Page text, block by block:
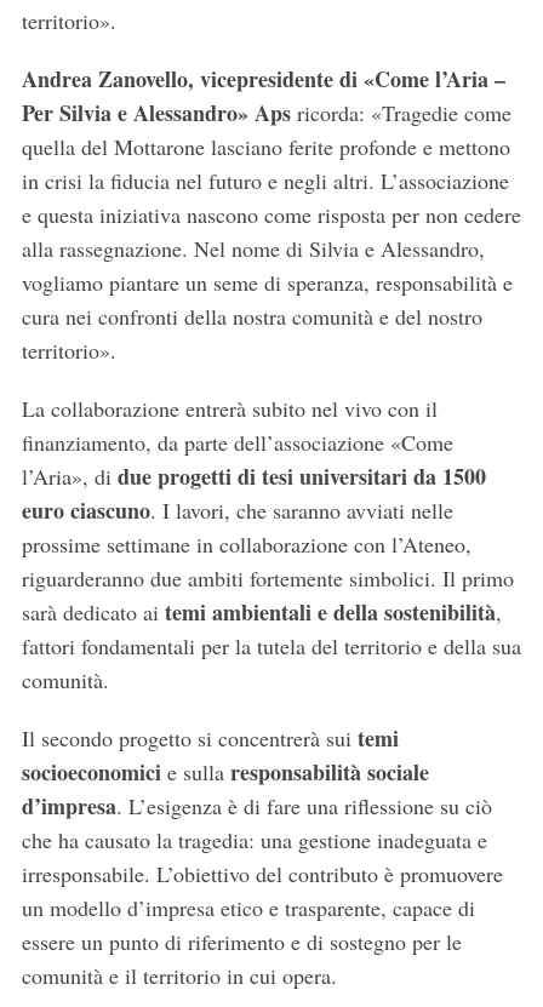
territorio».
Andrea Zanovello, vicepresidente di «Come l’Aria –
Per Silvia e Alessandro» Aps ricorda: «Tragedie come
quella del Mottarone lasciano ferite profonde e mettono
in crisi la fiducia nel futuro e negli altri. L’associazione
e questa iniziativa nascono come risposta per non cedere
alla rassegnazione. Nel nome di Silvia e Alessandro,
vogliamo piantare un seme di speranza, responsabilità e
cura nei confronti della nostra comunità e del nostro
territorio».
La collaborazione entrerà subito nel vivo con il
finanziamento, da parte dell’associazione «Come
l’Aria», di due progetti di tesi universitari da 1500
euro ciascuno. I lavori, che saranno avviati nelle
prossime settimane in collaborazione con l’Ateneo,
riguarderanno due ambiti fortemente simbolici. Il primo
sarà dedicato ai temi ambientali e della sostenibilità,
fattori fondamentali per la tutela del territorio e della sua
comunità.
Il secondo progetto si concentrerà sui temi
socioeconomici e sulla responsabilità sociale
d’impresa. L’esigenza è di fare una riflessione su ciò
che ha causato la tragedia: una gestione inadeguata e
irresponsabile. L’obiettivo del contributo è promuovere
un modello d’impresa etico e trasparente, capace di
essere un punto di riferimento e di sostegno per le
comunità e il territorio in cui opera.